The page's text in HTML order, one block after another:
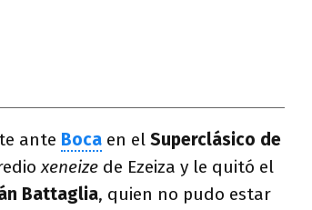
ante Boca en el Superclásico de
xeneize de Ezeiza y le quitó el
Battaglia, quien no pudo estar